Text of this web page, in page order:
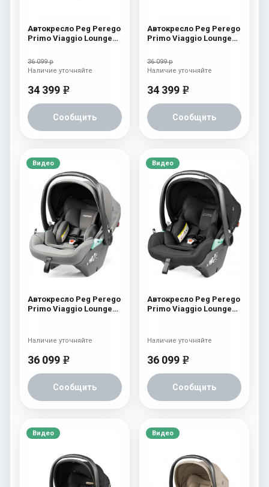
Автокресло Peg Perego
Primo Viaggio Lounge
36 099 р
34 399 e
Сообщить
Наличие уточняйте
Автокресло Peg Perego
Primo Viaggio Lounge
36 099 р
34 399 e
Сообщить
Наличие уточняйте
Видео
Автокресло Peg Perego
Primo Viaggio Lounge
36 099 e
Сообщить
Наличие уточняйте
Видео
Автокресло Peg Perego
Primo Viaggio Lounge
36 099 e
Сообщить
Наличие уточняйте
Видео Видео